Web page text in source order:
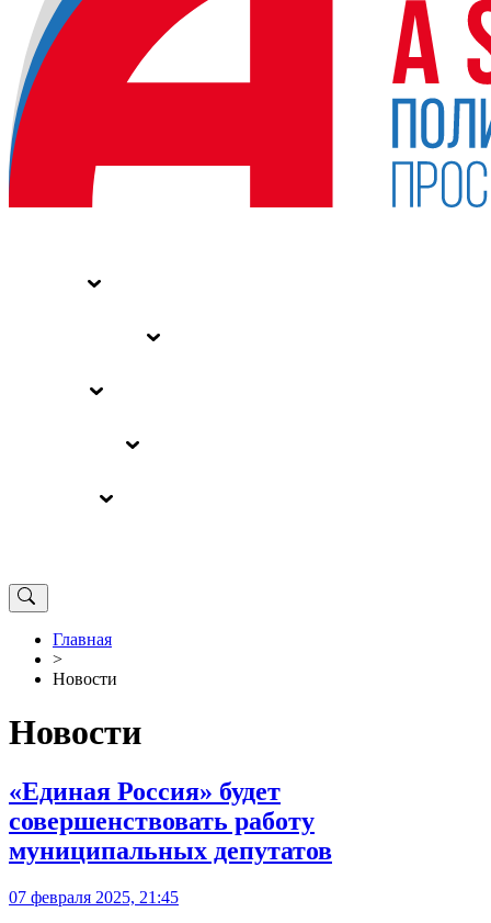
Главная
>
Новости
Новости
«Единая Россия» будет
совершенствовать работу
муниципальных депутатов
07 февраля 2025, 21:45